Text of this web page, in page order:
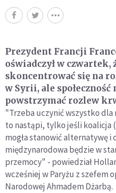
Prezydent Francji
oświadczył w czwartek,
skoncentrować się na
w Syrii, ale
powstrzymać rozlew
"Trzeba uczynić wszystko
to nastąpi, tylko jeśli koalicja
mogła stanowić alternatywę i
międzynarodowa będzie w
przemocy" - powiedział
wcześniej w Paryżu z szefem
Narodowej Ahmadem Dżarbą.